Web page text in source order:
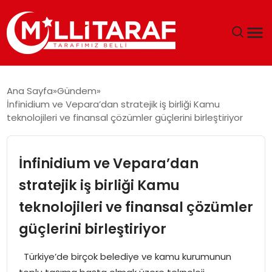
ÖZEL SAYFALAR
SPOR
SIYASET
Ana Sayfa Gündem
İnfinidium ve Vepara’dan stratejik iş birliği Kamu
teknolojileri ve finansal çözümler güçlerini birleştiriyor
İnfinidium ve Vepara’dan
stratejik iş birliği Kamu
teknolojileri ve finansal çözümler
güçlerini birleştiriyor
Türkiye’de birçok belediye ve kamu kurumunun